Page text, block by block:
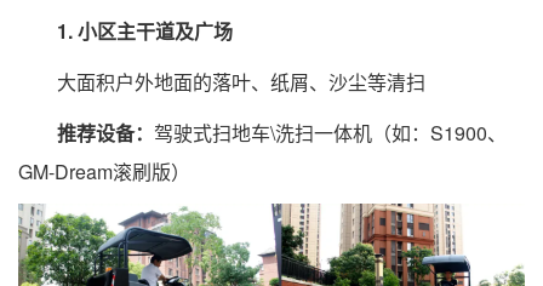
1. 小区主干道及广场
大面积户外地面的落叶、纸屑、沙尘等清扫
推荐设备： 驾驶式扫地车\洗扫一体机（如：S1900、
GM-Dream滚刷版）